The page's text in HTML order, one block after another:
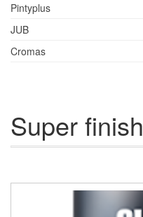
Pintyplus
JUB
Cromas
Super finish